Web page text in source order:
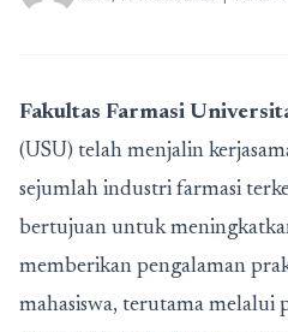
Fakultas Farmasi
(USU) telah menjalin
sejumlah industri farmasi
bertujuan untuk
memberikan pengalaman
mahasiswa, terutama